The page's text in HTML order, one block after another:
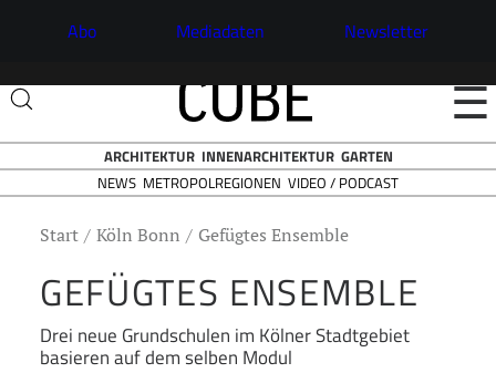
Abo Mediadaten Newsletter
☰
ARCHITEKTUR INNENARCHITEKTUR GARTEN
NEWS METROPOLREGIONEN VIDEO / PODCAST
Start Köln Bonn Gefügtes Ensemble
GEFÜGTES ENSEMBLE
Drei neue Grundschulen im Kölner Stadtgebiet
basieren auf dem selben Modul